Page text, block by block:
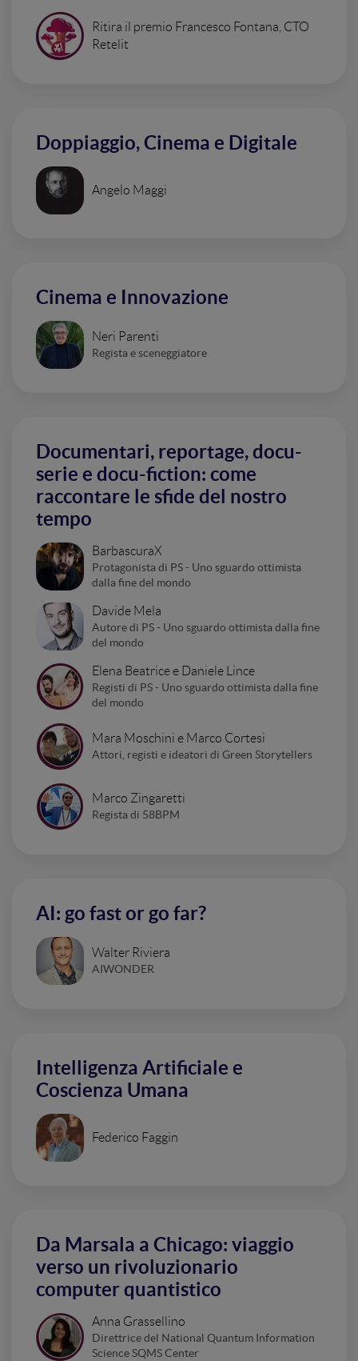
Ritira il premio Francesco Fontana, CTO
Retelit
Doppiaggio, Cinema e Digitale
Angelo Maggi
Cinema e Innovazione
Neri Parenti
Regista e sceneggiatore
Documentari, reportage, docu-
serie e docu-fiction: come
raccontare le sfide del nostro
tempo
BarbascuraX
Protagonista di PS - Uno sguardo ottimista
dalla fine del mondo
Davide Mela
Autore di PS - Uno sguardo ottimista dalla fine
del mondo
Elena Beatrice e Daniele Lince
Registi di PS - Uno sguardo ottimista dalla fine
del mondo
Mara Moschini e Marco Cortesi
Attori, registi e ideatori di Green Storytellers
Marco Zingaretti
Regista di 58BPM
AI: go fast or go far?
Walter Riviera
AIWONDER
Intelligenza Artificiale e
Coscienza Umana
Federico Faggin
Da Marsala a Chicago: viaggio
verso un rivoluzionario
computer quantistico
Anna Grassellino
Direttrice del National Quantum Information
Science SQMS Center